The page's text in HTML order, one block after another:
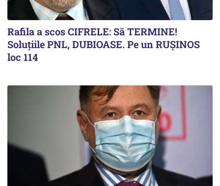
Rafila a scos CIFRELE: Să TERMINE!
Soluțiile PNL, DUBIOASE. Pe un RUȘINOS
loc 114